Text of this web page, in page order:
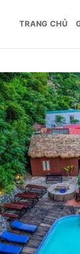
TRANG CHỦ